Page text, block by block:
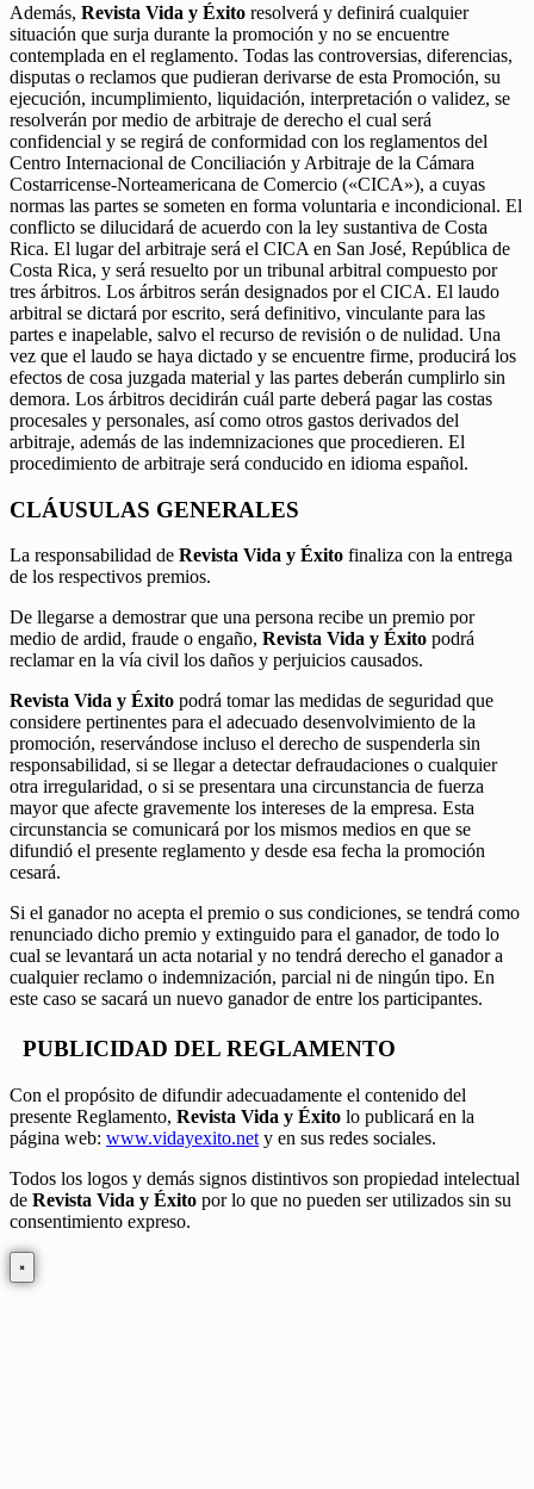
Además, Revista Vida y Éxito resolverá y definirá cualquier
situación que surja durante la promoción y no se encuentre
contemplada en el reglamento. Todas las controversias, diferencias,
disputas o reclamos que pudieran derivarse de esta Promoción, su
ejecución, incumplimiento, liquidación, interpretación o validez, se
resolverán por medio de arbitraje de derecho el cual será
confidencial y se regirá de conformidad con los reglamentos del
Centro Internacional de Conciliación y Arbitraje de la Cámara
Costarricense-Norteamericana de Comercio («CICA»), a cuyas
normas las partes se someten en forma voluntaria e incondicional. El
conflicto se dilucidará de acuerdo con la ley sustantiva de Costa
Rica. El lugar del arbitraje será el CICA en San José, República de
Costa Rica, y será resuelto por un tribunal arbitral compuesto por
tres árbitros. Los árbitros serán designados por el CICA. El laudo
arbitral se dictará por escrito, será definitivo, vinculante para las
partes e inapelable, salvo el recurso de revisión o de nulidad. Una
vez que el laudo se haya dictado y se encuentre firme, producirá los
efectos de cosa juzgada material y las partes deberán cumplirlo sin
demora. Los árbitros decidirán cuál parte deberá pagar las costas
procesales y personales, así como otros gastos derivados del
arbitraje, además de las indemnizaciones que procedieren. El
procedimiento de arbitraje será conducido en idioma español.
CLÁUSULAS GENERALES
La responsabilidad de Revista Vida y Éxito finaliza con la entrega
de los respectivos premios.
De llegarse a demostrar que una persona recibe un premio por
medio de ardid, fraude o engaño, Revista Vida y Éxito podrá
reclamar en la vía civil los daños y perjuicios causados.
Revista Vida y Éxito podrá tomar las medidas de seguridad que
considere pertinentes para el adecuado desenvolvimiento de la
promoción, reservándose incluso el derecho de suspenderla sin
responsabilidad, si se llegar a detectar defraudaciones o cualquier
otra irregularidad, o si se presentara una circunstancia de fuerza
mayor que afecte gravemente los intereses de la empresa. Esta
circunstancia se comunicará por los mismos medios en que se
difundió el presente reglamento y desde esa fecha la promoción
cesará.
Si el ganador no acepta el premio o sus condiciones, se tendrá como
renunciado dicho premio y extinguido para el ganador, de todo lo
cual se levantará un acta notarial y no tendrá derecho el ganador a
cualquier reclamo o indemnización, parcial ni de ningún tipo. En
este caso se sacará un nuevo ganador de entre los participantes.
PUBLICIDAD DEL REGLAMENTO
Con el propósito de difundir adecuadamente el contenido del
presente Reglamento, Revista Vida y Éxito lo publicará en la
página web: www.vidayexito.net y en sus redes sociales.
Todos los logos y demás signos distintivos son propiedad intelectual
de Revista Vida y Éxito por lo que no pueden ser utilizados sin su
consentimiento expreso.
×